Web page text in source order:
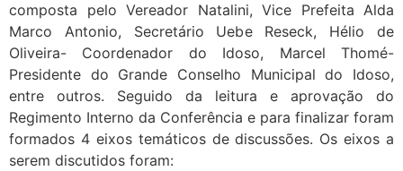
composta pelo Vereador Natalini, Vice Prefeita Alda
Marco Antonio, Secretário Uebe Reseck, Hélio de
Oliveira- Coordenador do Idoso, Marcel Thomé-
Presidente do Grande Conselho Municipal do Idoso,
entre outros. Seguido da leitura e aprovação do
Regimento Interno da Conferência e para finalizar foram
formados 4 eixos temáticos de discussões. Os eixos a
serem discutidos foram: